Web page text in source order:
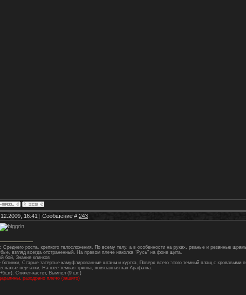
16:41 | Сообщение # 243
Среднего роста, крепкого телосложения. По всему телу, а в особенности на руках, рваные и резанные
взгляд всегда отстраненный. На правом плече наколка "Русь" на фоне щита.
бой, Знание клинков
ботинки, Старые затертые камуфлированные штаны и куртка, Поверх всего этого темный плащ с кровавыми
перчатки, На шее темная тряпка, повязанная как Арафатка..
Стилет-кастет, Вымпел (9 шт.)
разодрано плечо (зашито)